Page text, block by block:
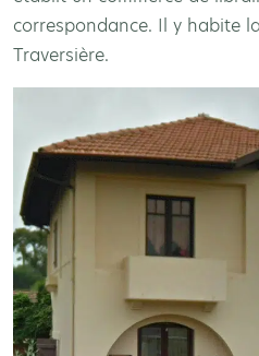
correspondance. Il y habite
Traversière.